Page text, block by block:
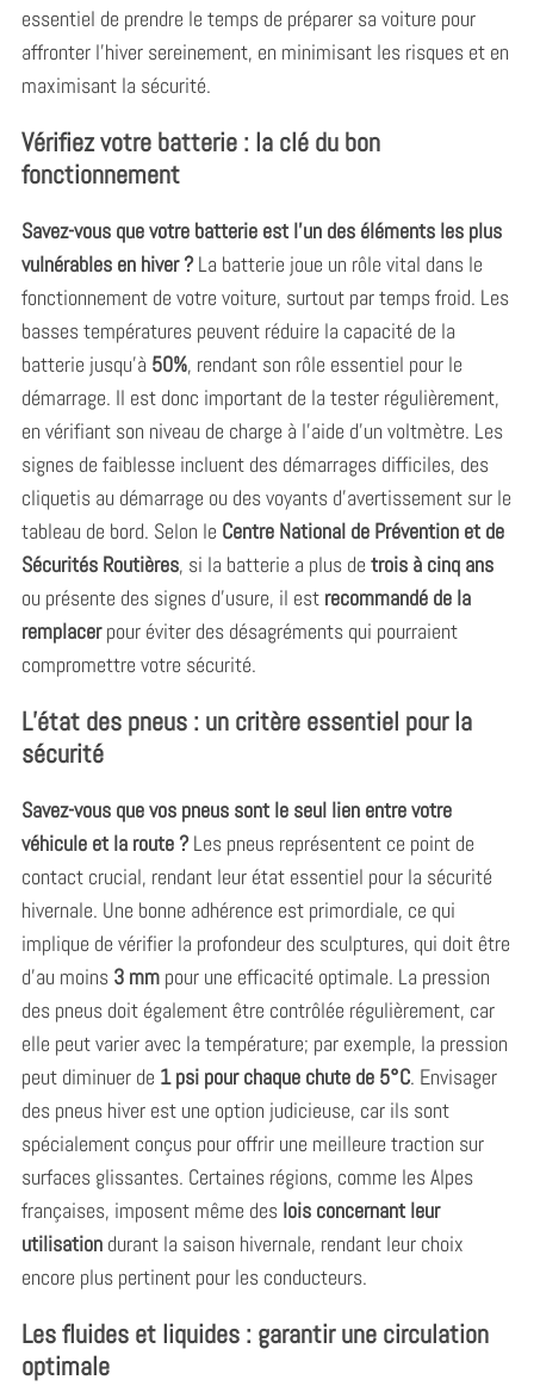
essentiel de prendre le temps de préparer sa voiture pour
affronter l’hiver sereinement, en minimisant les risques et en
maximisant la sécurité.
Vérifiez votre batterie : la clé du bon
fonctionnement
Savez-vous que votre batterie est l’un des éléments les plus
vulnérables en hiver ?La batterie joue un rôle vital dans le
fonctionnement de votre voiture, surtout par temps froid. Les
basses températures peuvent réduire la capacité de la
batterie jusqu’à 50%, rendant son rôle essentiel pour le
démarrage. Il est donc important de la tester régulièrement,
en vérifiant son niveau de charge à l’aide d’un voltmètre. Les
signes de faiblesse incluent des démarrages difficiles, des
cliquetis au démarrage ou des voyants d’avertissement sur le
tableau de bord. Selon le Centre National de Prévention et de
Sécurités Routières, si la batterie a plus de trois à cinq ans
ou présente des signes d’usure, il est recommandé de la
remplacerpour éviter des désagréments qui pourraient
compromettre votre sécurité.
L’état des pneus : un critère essentiel pour la
sécurité
Savez-vous que vos pneus sont le seul lien entre votre
véhicule et la route ?Les pneus représentent ce point de
contact crucial, rendant leur état essentiel pour la sécurité
hivernale. Une bonne adhérence est primordiale, ce qui
implique de vérifier la profondeur des sculptures, qui doit être
d’au moins 3 mmpour une efficacité optimale. La pression
des pneus doit également être contrôlée régulièrement, car
elle peut varier avec la température; par exemple, la pression
peut diminuer de 1 psi pour chaque chute de 5°C. Envisager
des pneus hiver est une option judicieuse, car ils sont
spécialement conçus pour offrir une meilleure traction sur
surfaces glissantes. Certaines régions, comme les Alpes
françaises, imposent même des lois concernant leur
utilisationdurant la saison hivernale, rendant leur choix
encore plus pertinent pour les conducteurs.
Les fluides et liquides : garantir une circulation
optimale